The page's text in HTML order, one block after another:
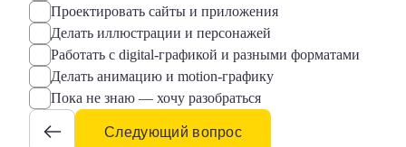
Проектировать сайты и приложения
Делать иллюстрации и персонажей
Работать с digital-графикой и разными форматами
Делать анимацию и motion-графику
Пока не знаю — хочу разобраться
Следующий вопрос